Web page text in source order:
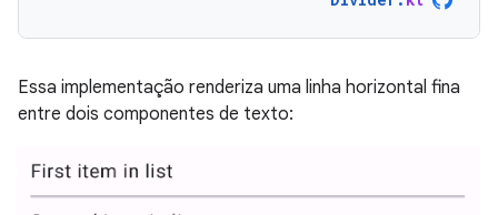
Essa implementação renderiza uma linha horizontal fina
entre dois componentes de texto: